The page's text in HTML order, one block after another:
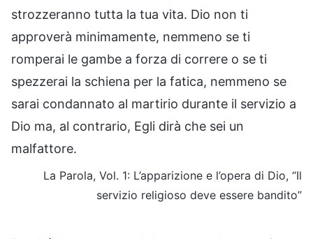
strozzeranno tutta la tua vita. Dio non ti
approverà minimamente, nemmeno se ti
romperai le gambe a forza di correre o se ti
spezzerai la schiena per la fatica, nemmeno se
sarai condannato al martirio durante il servizio a
Dio ma, al contrario, Egli dirà che sei un
malfattore.
La Parola, Vol. 1: L’apparizione e l’opera di Dio, “Il
servizio religioso deve essere bandito”